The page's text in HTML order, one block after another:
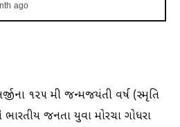
ago
૧૨૫ મી જન્મજયંતી વર્ષ (સ્મૃતિ
ભારતીય જનતા યુવા મોરચા ગોધરા